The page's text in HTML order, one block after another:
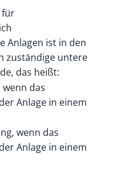
für
Anlagen ist in den
zuständige untere
das heißt:
das
Anlage in einem
wenn das
Anlage in einem